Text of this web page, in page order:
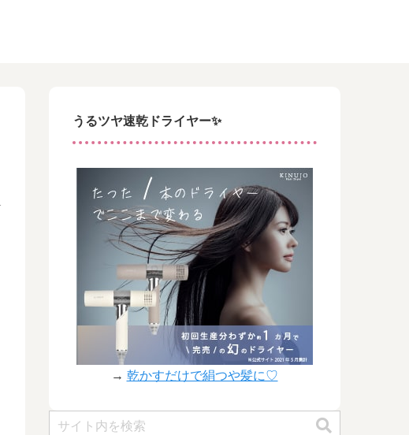
うるツヤ速乾ドライヤー✨
→ 乾かすだけで絹つや髪に♡